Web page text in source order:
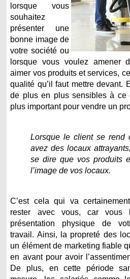
lorsque vous
souhaitez
présenter une
bonne image de
votre société ou
lorsque vous voulez amener
aimer vos produits et services,
qualité qu’il faut mettre devant.
de plus en plus sensibles à ce
plus important pour vendre un
Lorsque le client se rend
avez des locaux
se dire que vos produits
l’image de vos locaux.
C’est cela qui va
rester avec vous, car vous
présentation physique de
travail. Ainsi, la propreté des
un élément de marketing fiable
en avant pour avoir
De plus, en cette période